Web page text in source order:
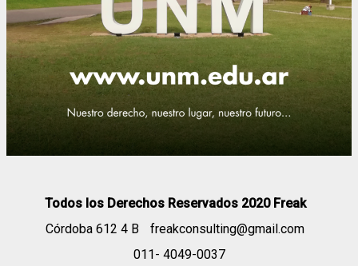
Todos los Derechos Reservados 2020 Freak
Córdoba 612 4 B
freakconsulting@gmail.com
011- 4049-0037